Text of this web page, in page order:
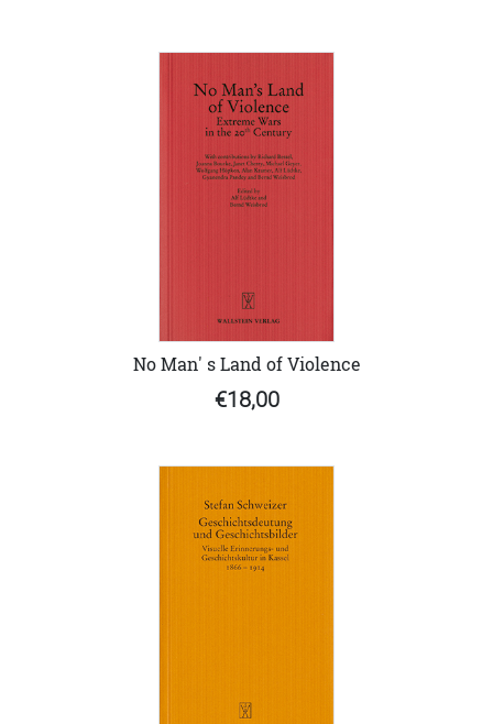
No Man' s Land of Violence
€18,00